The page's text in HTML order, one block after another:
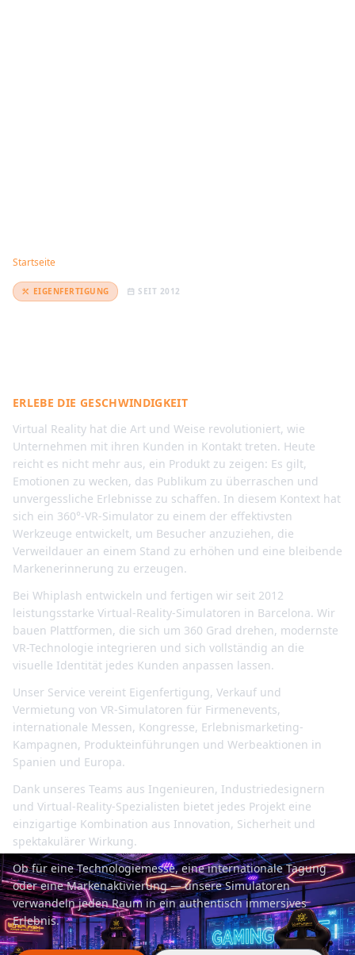
Startseite
EIGENFERTIGUNG SEIT 2012
ERLEBE DIE GESCHWINDIGKEIT
Virtual Reality hat die Art und Weise revolutioniert, wie
Unternehmen mit ihren Kunden in Kontakt treten. Heute
reicht es nicht mehr aus, ein Produkt zu zeigen: Es gilt,
Emotionen zu wecken, das Publikum zu überraschen und
unvergessliche Erlebnisse zu schaffen. In diesem Kontext hat
sich ein 360°-VR-Simulator zu einem der effektivsten
Werkzeuge entwickelt, um Besucher anzuziehen, die
Verweildauer an einem Stand zu erhöhen und eine bleibende
Markenerinnerung zu erzeugen.
Bei Whiplash entwickeln und fertigen wir seit 2012
leistungsstarke Virtual-Reality-Simulatoren in Barcelona. Wir
bauen Plattformen, die sich um 360 Grad drehen, modernste
VR-Technologie integrieren und sich vollständig an die
visuelle Identität jedes Kunden anpassen lassen.
Unser Service vereint Eigenfertigung, Verkauf und
Vermietung von VR-Simulatoren für Firmenevents,
internationale Messen, Kongresse, Erlebnismarketing-
Kampagnen, Produkteinführungen und Werbeaktionen in
Spanien und Europa.
Dank unseres Teams aus Ingenieuren, Industriedesignern
und Virtual-Reality-Spezialisten bietet jedes Projekt eine
einzigartige Kombination aus Innovation, Sicherheit und
spektakulärer Wirkung.
Ob für eine Technologiemesse, eine internationale Tagung
oder eine Markenaktivierung — unsere Simulatoren
verwandeln jeden Raum in ein authentisch immersives
Erlebnis.